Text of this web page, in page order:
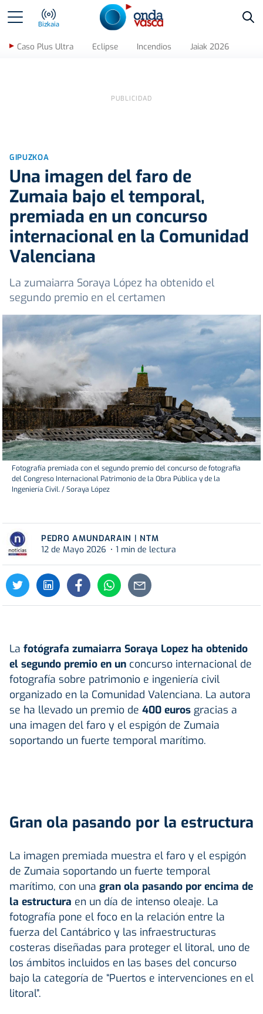
Bizkaia
Caso Plus Ultra Eclipse Incendios Jaiak 2026
GIPUZKOA
Una imagen del faro de
Zumaia bajo el temporal,
premiada en un concurso
internacional en la Comunidad
Valenciana
La zumaiarra Soraya López ha obtenido el
segundo premio en el certamen
Fotografía premiada con el segundo premio del concurso de fotografia
del Congreso Internacional Patrimonio de la Obra Pública y de la
Ingeniería Civil. / Soraya López
PEDRO AMUNDARAIN | NTM
12 de Mayo 2026
1 min de lectura
La fotógrafa zumaiarra Soraya Lopez ha obtenido
el segundo premio en un concurso internacional de
fotografía sobre patrimonio e ingeniería civil
organizado en la Comunidad Valenciana. La autora
se ha llevado un premio de 400 euros gracias a
una imagen del faro y el espigón de Zumaia
soportando un fuerte temporal marítimo.
Gran ola pasando por la estructura
La imagen premiada muestra el faro y el espigón
de Zumaia soportando un fuerte temporal
marítimo, con una gran ola pasando por encima de
la estructura en un día de intenso oleaje. La
fotografía pone el foco en la relación entre la
fuerza del Cantábrico y las infraestructuras
costeras diseñadas para proteger el litoral, uno de
los ámbitos incluidos en las bases del concurso
bajo la categoría de “Puertos e intervenciones en el
litoral”.